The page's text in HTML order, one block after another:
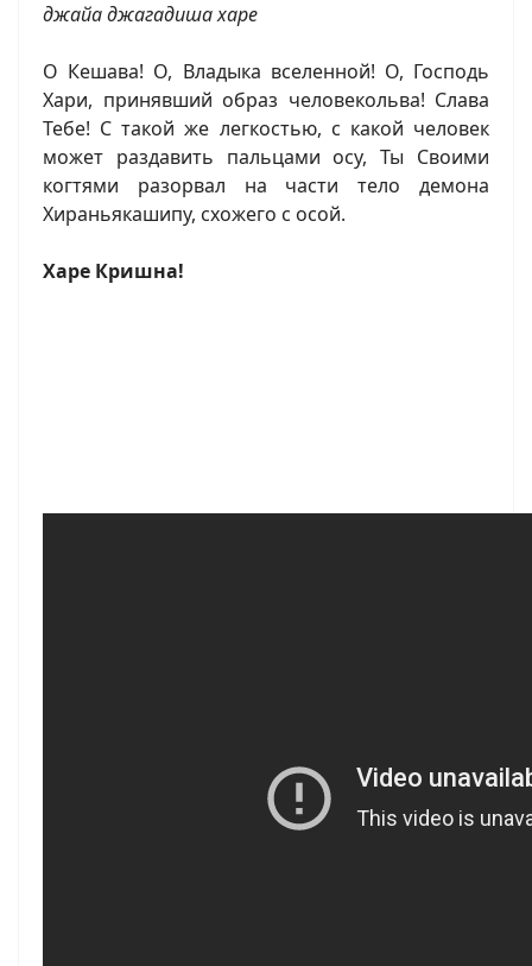
джайа джагадиша харе
О Кешава! О, Владыка вселенной! О, Господь
Хари, принявший образ человекольва! Слава
Тебе! С такой же легкостью, с какой человек
может раздавить пальцами осу, Ты Своими
когтями разорвал на части тело демона
Хираньякашипу, схожего с осой.
Харе Кришна!